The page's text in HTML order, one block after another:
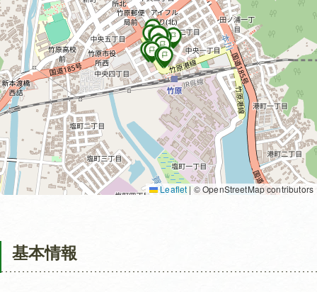
Leaflet |© OpenStreetMap contributors
基本情報